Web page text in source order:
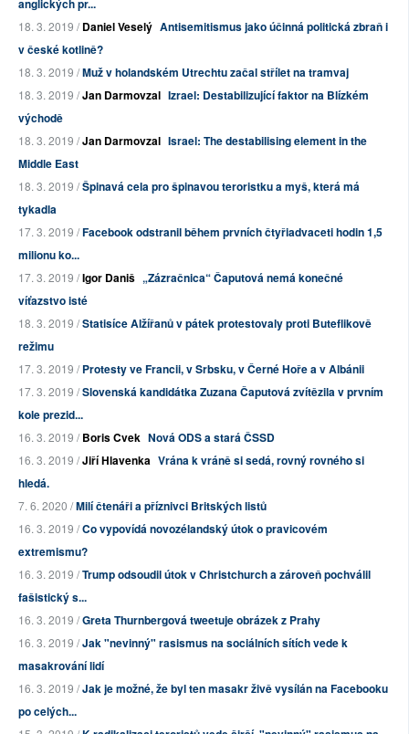
anglických pr...
18. 3. 2019 /Daniel Veselý Antisemitismus jako účinná politická zbraň i
v české kotlině?
18. 3. 2019 /Muž v holandském Utrechtu začal střílet na tramvaj
18. 3. 2019 /Jan Darmovzal Izrael: Destabilizující faktor na Blízkém
východě
18. 3. 2019 /Jan Darmovzal Israel: The destabilising element in the
Middle East
18. 3. 2019 /Špinavá cela pro špinavou teroristku a myš, která má
tykadla
17. 3. 2019 /Facebook odstranil během prvních čtyřiadvaceti hodin 1,5
milionu ko...
17. 3. 2019 /Igor Daniš „Zázračnica“ Čaputová nemá konečné
víťazstvo isté
18. 3. 2019 /Statisíce Alžířanů v pátek protestovaly proti Buteflikově
režimu
17. 3. 2019 /Protesty ve Francii, v Srbsku, v Černé Hoře a v Albánii
17. 3. 2019 /Slovenská kandidátka Zuzana Čaputová zvítězila v prvním
kole prezid...
16. 3. 2019 /Boris Cvek Nová ODS a stará ČSSD
16. 3. 2019 /Jiří Hlavenka Vrána k vráně si sedá, rovný rovného si
hledá.
7. 6. 2020 /Milí čtenáři a příznivci Britských listů
16. 3. 2019 /Co vypovídá novozélandský útok o pravicovém
extremismu?
16. 3. 2019 /Trump odsoudil útok v Christchurch a zároveň pochválil
fašistický s...
16. 3. 2019 /Greta Thurnbergová tweetuje obrázek z Prahy
16. 3. 2019 /Jak "nevinný" rasismus na sociálních sítích vede k
masakrování lidí
16. 3. 2019 /Jak je možné, že byl ten masakr živě vysílán na Facebooku
po celých...